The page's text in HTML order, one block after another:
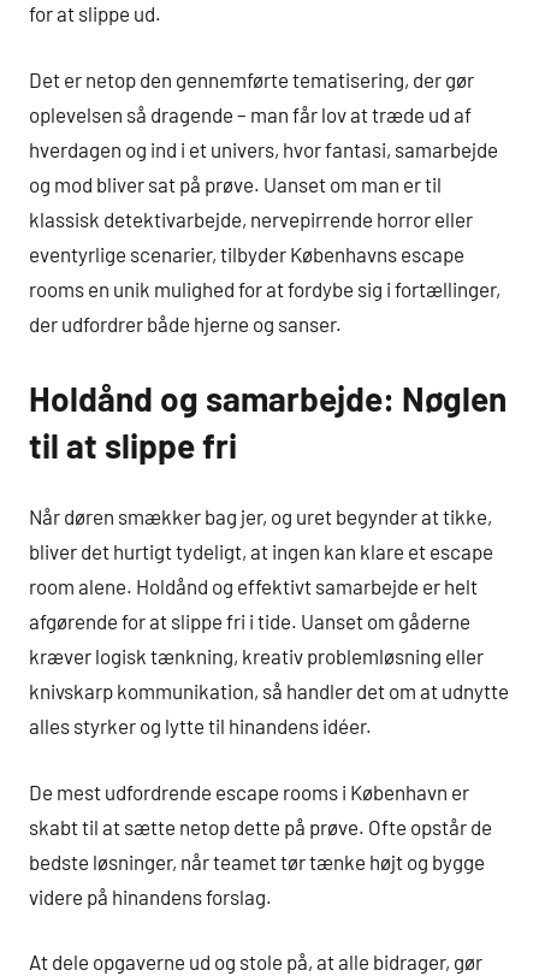
for at slippe ud.
Det er netop den gennemførte tematisering, der gør
oplevelsen så dragende – man får lov at træde ud af
hverdagen og ind i et univers, hvor fantasi, samarbejde
og mod bliver sat på prøve. Uanset om man er til
klassisk detektivarbejde, nervepirrende horror eller
eventyrlige scenarier, tilbyder Københavns escape
rooms en unik mulighed for at fordybe sig i fortællinger,
der udfordrer både hjerne og sanser.
Holdånd og samarbejde: Nøglen
til at slippe fri
Når døren smækker bag jer, og uret begynder at tikke,
bliver det hurtigt tydeligt, at ingen kan klare et escape
room alene. Holdånd og effektivt samarbejde er helt
afgørende for at slippe fri i tide. Uanset om gåderne
kræver logisk tænkning, kreativ problemløsning eller
knivskarp kommunikation, så handler det om at udnytte
alles styrker og lytte til hinandens idéer.
De mest udfordrende escape rooms i København er
skabt til at sætte netop dette på prøve. Ofte opstår de
bedste løsninger, når teamet tør tænke højt og bygge
videre på hinandens forslag.
At dele opgaverne ud og stole på, at alle bidrager, gør